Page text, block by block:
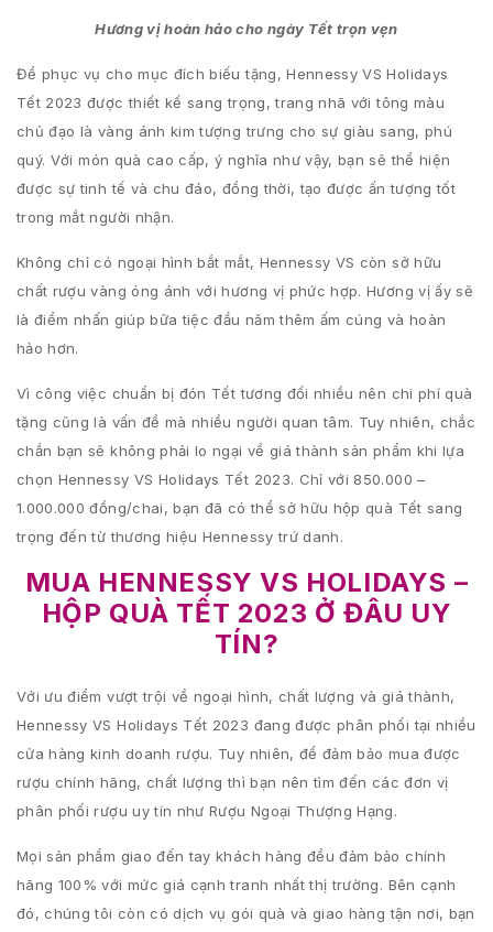
Hương vị hoàn hảo cho ngày Tết trọn vẹn
Để phục vụ cho mục đích biếu tặng, Hennessy VS Holidays
Tết 2023 được thiết kế sang trọng, trang nhã với tông màu
chủ đạo là vàng ánh kim tượng trưng cho sự giàu sang, phú
quý. Với món quà cao cấp, ý nghĩa như vậy, bạn sẽ thể hiện
được sự tinh tế và chu đáo, đồng thời, tạo được ấn tượng tốt
trong mắt người nhận.
Không chỉ có ngoại hình bắt mắt, Hennessy VS còn sở hữu
chất rượu vàng óng ánh với hương vị phức hợp. Hương vị ấy sẽ
là điểm nhấn giúp bữa tiệc đầu năm thêm ấm cúng và hoàn
hảo hơn.
Vì công việc chuẩn bị đón Tết tương đối nhiều nên chi phí quà
tặng cũng là vấn đề mà nhiều người quan tâm. Tuy nhiên, chắc
chắn bạn sẽ không phải lo ngại về giá thành sản phẩm khi lựa
chọn Hennessy VS Holidays Tết 2023. Chỉ với 850.000 –
1.000.000 đồng/chai, bạn đã có thể sở hữu hộp quà Tết sang
trọng đến từ thương hiệu Hennessy trứ danh.
MUA HENNESSY VS HOLIDAYS –
HỘP QUÀ TẾT 2023 Ở ĐÂU UY
TÍN?
Với ưu điểm vượt trội về ngoại hình, chất lượng và giá thành,
Hennessy VS Holidays Tết 2023 đang được phân phối tại nhiều
cửa hàng kinh doanh rượu. Tuy nhiên, để đảm bảo mua được
rượu chính hãng, chất lượng thì bạn nên tìm đến các đơn vị
phân phối rượu uy tín như Rượu Ngoại Thượng Hạng.
Mọi sản phẩm giao đến tay khách hàng đều đảm bảo chính
hãng 100% với mức giá cạnh tranh nhất thị trường. Bên cạnh
đó, chúng tôi còn có dịch vụ gói quà và giao hàng tận nơi, bạn